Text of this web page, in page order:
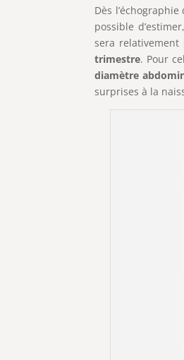
Dès
possible
sera relativement
trimestre. Pour
diamètre
surprises à la